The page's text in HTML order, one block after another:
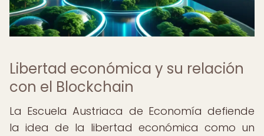
Libertad económica y su relación
con el Blockchain
La Escuela Austriaca de Economía defiende
la idea de la libertad económica como un